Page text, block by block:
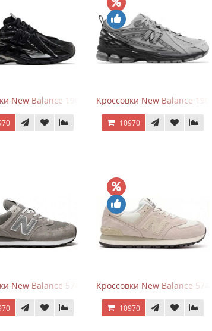
New Balance 1906A Black SilverКроссовки New Balance
10970
Black Grey
New Balance 574 Grey White Silver
Кроссовки New Balance
10970